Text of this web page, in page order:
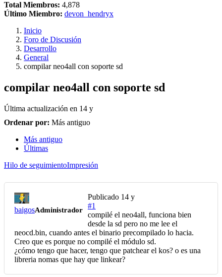
Total Miembros: 4,878
Último Miembro: devon_hendryx
Inicio
Foro de Discusión
Desarrollo
General
compilar neo4all con soporte sd
compilar neo4all con soporte sd
Última actualización en 14 y
Ordenar por: Más antiguo
Más antiguo
Últimas
Hilo de seguimientoImpresión
baigosAdministrador
Publicado 14 y
#1
compilé el neo4all, funciona bien
desde la sd pero no me lee el
neocd.bin, cuando antes el binario precompilado lo hacia.
Creo que es porque no compilé el módulo sd.
¿cómo tengo que hacer, tengo que patchear el kos? o es una
libreria nomas que hay que linkear?